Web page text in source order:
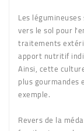
Les
vers le sol pour
traitements
apport nutritif
Ainsi, cette
plus gourmandes
exemple.
Revers de la